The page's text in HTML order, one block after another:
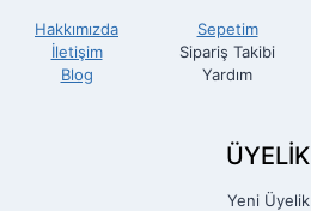
Hakkımızda
İletişim
Blog
Sepetim
Sipariş Takibi
Yardım
ÜYELİK
Yeni Üyelik